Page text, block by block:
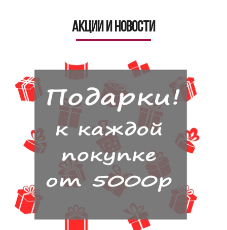
Акции и новости